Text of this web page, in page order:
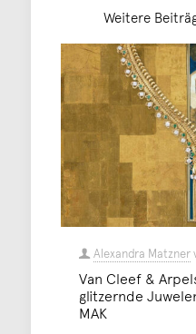
Weitere
Alexandra Matzner
Van Cleef &
glitzernde
MAK